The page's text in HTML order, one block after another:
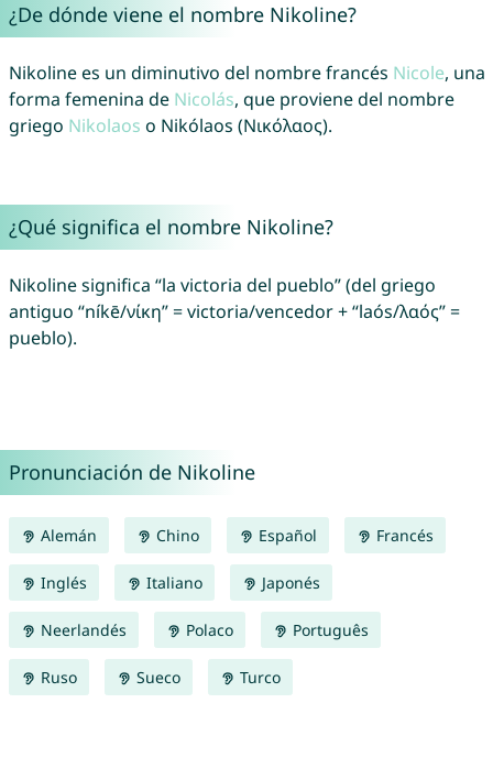
¿De dónde viene el nombre Nikoline?
Nikoline es un diminutivo del nombre francés Nicole, una
forma femenina de Nicolás, que proviene del nombre
griego Nikolaos o Nikólaos (Νικόλαος).
¿Qué significa el nombre Nikoline?
Nikoline significa “la victoria del pueblo” (del griego
antiguo “níkē/νίκη” = victoria/vencedor + “laós/λαός” =
pueblo).
Pronunciación de Nikoline
Alemán Chino Español Francés
Inglés Italiano Japonés
Neerlandés Polaco Português
Ruso Sueco Turco